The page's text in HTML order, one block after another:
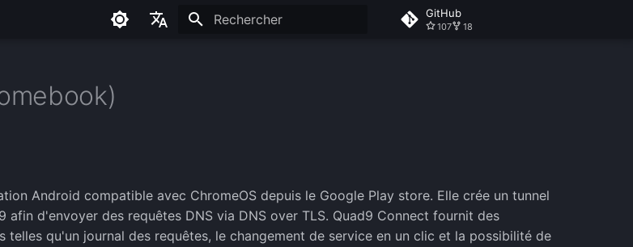
GitHub
107 18
Android compatible avec ChromeOS depuis le Google Play store. Elle crée un tunnel
afin d'envoyer des requêtes DNS via DNS over TLS. Quad9 Connect fournit des
telles qu'un journal des requêtes, le changement de service en un clic et la possibilité de